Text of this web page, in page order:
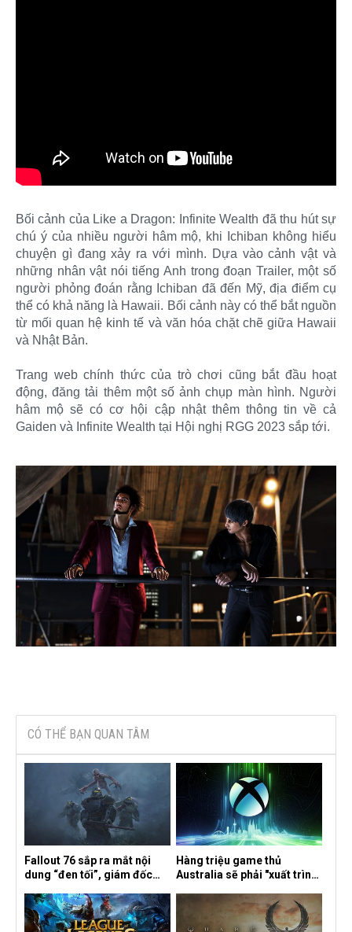
Bối cảnh của Like a Dragon: Infinite Wealth đã thu hút sự
chú ý của nhiều người hâm mộ, khi Ichiban không hiểu
chuyện gì đang xảy ra với mình. Dựa vào cảnh vật và
những nhân vật nói tiếng Anh trong đoạn Trailer, một số
người phỏng đoán rằng Ichiban đã đến Mỹ, địa điểm cụ
thể có khả năng là Hawaii. Bối cảnh này có thể bắt nguồn
từ mối quan hệ kinh tế và văn hóa chặt chẽ giữa Hawaii
và Nhật Bản.
Trang web chính thức của trò chơi cũng bắt đầu hoạt
động, đăng tải thêm một số ảnh chụp màn hình. Người
hâm mộ sẽ có cơ hội cập nhật thêm thông tin về cả
Gaiden và Infinite Wealth tại Hội nghị RGG 2023 sắp tới.
CÓ THỂ BẠN QUAN TÂM
Fallout 76 sắp ra mắt nội
dung “đen tối”, giám đốc
Hàng triệu game thủ
Australia sẽ phải "xuất trình
số tựa game trên Xbox?